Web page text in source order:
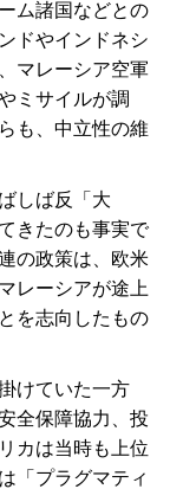
ム諸国などとの
ドやインドネシ
マレーシア空軍
ミサイルが調
も、中立性の維
しば反「大
きたのも事実で
の政策は、欧米
レーシアが途上
を志向したもの
けていた一方
全保障協力、投
カは当時も上位
「プラグマティ